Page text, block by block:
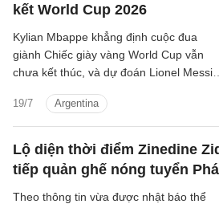
kết World Cup 2026
19/7 Argentina
Kylian Mbappe khẳng định cuộc đua
giành Chiếc giày vàng World Cup vẫn
chưa kết thúc, và dự đoán Lionel Messi
chung kết gặp Tây Ban Nha.
Lộ diện thời điểm Zinedine
tiếp quản ghế nóng tuyển
Theo thông tin vừa được nhật báo thể